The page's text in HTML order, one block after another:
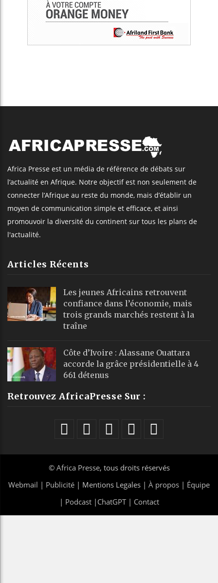
Africa Presse est un média de référence de débats sur
l’actualité en Afrique. Notre objectif est non seulement de
connecter l’Afrique au reste du monde, mais d’établir un
moyen de communication simple et efficace, et ainsi
promouvoir la diversité du continent sur tous les plans de
l'actualité.
Articles Récents
Les jeunes Africains retrouvent
confiance dans l’économie, mais
trois grands marchés restent à la
traîne
Côte d’Ivoire : Alassane Ouattara
accorde la grâce présidentielle à 4
661 détenus
Retrouvez AfricaPresse Sur :
© Africa Presse, tous droits réservés
Webmail | Publicité | Mentions Legales | À propos | Équipe
| Podcast| ChatGPT| Contact